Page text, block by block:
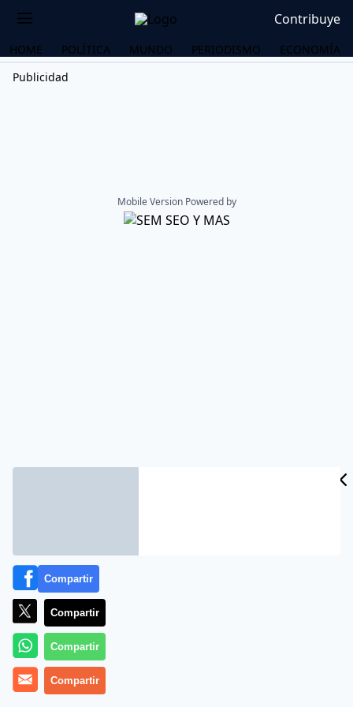
Contribuye
HOME POLÍTICA MUNDO PERIODISMO
ECONOMÍA
Publicidad
Mobile Version Powered by
Compartir
Compartir
Compartir
Compartir